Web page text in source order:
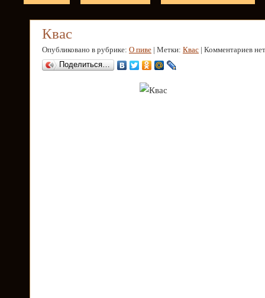
Квас
Опубликовано в рубрике: О пиве | Метки: Квас | Комментариев нет
Поделиться…